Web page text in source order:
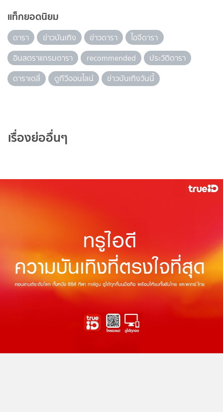
แท็กยอดนิยม
ดารา ข่าวบันเทิง ข่าวดารา
ไอจีดารา
อินสตราแกรมดารา
recommended
ประวัติดารา
ดาราเดลี่
ดูทีวีออนไลน์ ข่าวบันเทิงวันนี้
เรื่องย่ออื่นๆ